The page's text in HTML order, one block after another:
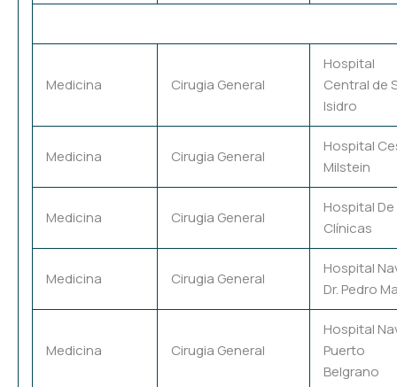
Medicina Cirugia General
Hospital
Central de
Isidro
Medicina Cirugia General
Hospital
Milstein
Medicina Cirugia General
Hospital De
Clínicas
Medicina Cirugia General
Hospital
Dr. Pedro
Medicina Cirugia General
Hospital
Puerto
Belgrano